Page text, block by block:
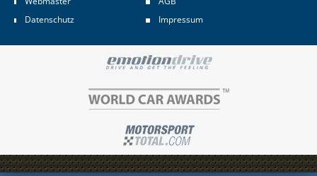
Datenschutz
Impressum